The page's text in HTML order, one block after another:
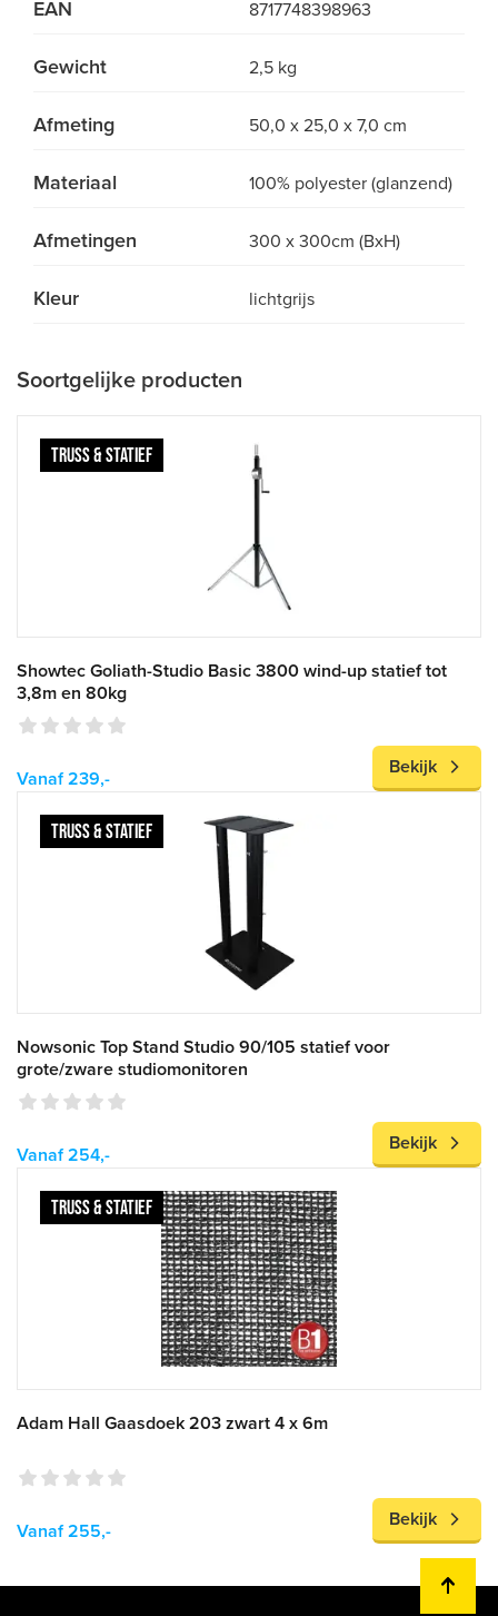
EAN 8717748398963
Gewicht 2,5 kg
Afmeting 50,0 x 25,0 x 7,0 cm
Materiaal 100% polyester (glanzend)
Afmetingen 300 x 300cm (BxH)
Kleur lichtgrijs
Soortgelijke producten
TRUSS & STATIEF
Showtec Goliath-Studio Basic 3800 wind-up statief tot
3,8m en 80kg
Vanaf 239,-
Bekijk
TRUSS & STATIEF
Nowsonic Top Stand Studio 90/105 statief voor
grote/zware studiomonitoren
Vanaf 254,-
Bekijk
TRUSS & STATIEF
Adam Hall Gaasdoek 203 zwart 4 x 6m
Vanaf 255,-
Bekijk